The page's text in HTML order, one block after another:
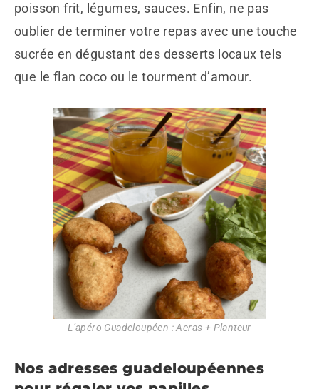
poisson frit, légumes, sauces. Enfin, ne pas
oublier de terminer votre repas avec une touche
sucrée en dégustant des desserts locaux tels
que le flan coco ou le tourment d’amour.
L’apéro Guadeloupéen : Acras + Planteur
Nos adresses guadeloupéennes